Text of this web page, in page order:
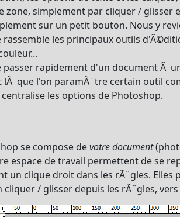
zone, simplement par cliquer /
sur un petit bouton. Nous y
rassemble les principaux outils
passer rapidement d'un document Ã
lÃ que l'on paramÃ¨tre certain outil
centralise les options de Photoshop.
se compose devotre document
espace de travail permettent de se
un clique droit dans les rÃ¨gles.
/ glisser depuis les rÃ¨gles,